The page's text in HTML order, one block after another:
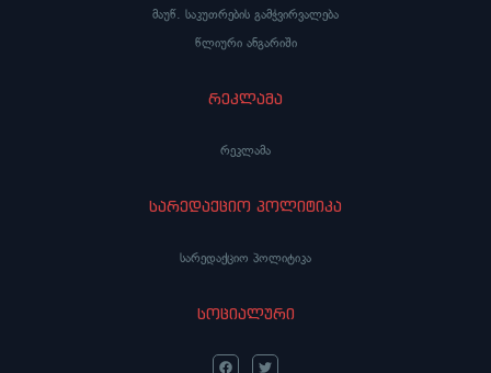
მაუწ. საკუთრების გამჭვირვალება
წლიური ანგარიში
რეკლამა
რეკლამა
სარედაქციო პოლიტიკა
სარედაქციო პოლიტიკა
სოციალური